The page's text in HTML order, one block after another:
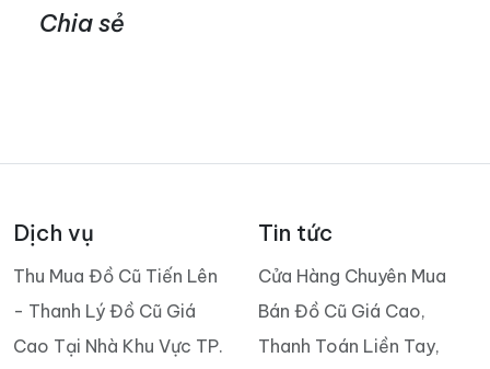
Chia sẻ
Dịch vụ
Thu Mua Đồ Cũ Tiến Lên
- Thanh Lý Đồ Cũ Giá
Cao Tại Nhà Khu Vực TP.
Tin tức
Cửa Hàng Chuyên Mua
Bán Đồ Cũ Giá Cao,
Thanh Toán Liền Tay,